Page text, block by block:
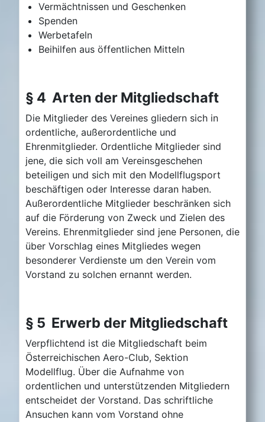
Vermächtnissen und Geschenken
Spenden
Werbetafeln
Beihilfen aus öffentlichen Mitteln
§ 4 Arten der Mitgliedschaft
Die Mitglieder des Vereines gliedern sich in
ordentliche, außerordentliche und
Ehrenmitglieder. Ordentliche Mitglieder sind
jene, die sich voll am Vereinsgeschehen
beteiligen und sich mit den Modellflugsport
beschäftigen oder Interesse daran haben.
Außerordentliche Mitglieder beschränken sich
auf die Förderung von Zweck und Zielen des
Vereins. Ehrenmitglieder sind jene Personen, die
über Vorschlag eines Mitgliedes wegen
besonderer Verdienste um den Verein vom
Vorstand zu solchen ernannt werden.
§ 5 Erwerb der Mitgliedschaft
Verpflichtend ist die Mitgliedschaft beim
Österreichischen Aero-Club, Sektion
Modellflug. Über die Aufnahme von
ordentlichen und unterstützenden Mitgliedern
entscheidet der Vorstand. Das schriftliche
Ansuchen kann vom Vorstand ohne